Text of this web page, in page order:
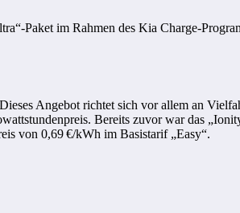
Paket im Rahmen des Kia Charge-
Dieses Angebot richtet sich vor allem an
Bereits zuvor war das
von 0,69 €/kWh im Basistarif „Easy“.